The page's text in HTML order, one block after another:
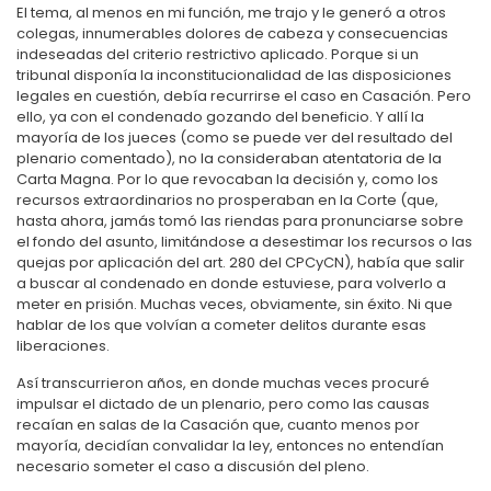
El tema, al menos en mi función, me trajo y le generó a otros
colegas, innumerables dolores de cabeza y consecuencias
indeseadas del criterio restrictivo aplicado. Porque si un
tribunal disponía la inconstitucionalidad de las disposiciones
legales en cuestión, debía recurrirse el caso en Casación. Pero
ello, ya con el condenado gozando del beneficio. Y allí la
mayoría de los jueces (como se puede ver del resultado del
plenario comentado), no la consideraban atentatoria de la
Carta Magna. Por lo que revocaban la decisión y, como los
recursos extraordinarios no prosperaban en la Corte (que,
hasta ahora, jamás tomó las riendas para pronunciarse sobre
el fondo del asunto, limitándose a desestimar los recursos o las
quejas por aplicación del art. 280 del CPCyCN), había que salir
a buscar al condenado en donde estuviese, para volverlo a
meter en prisión. Muchas veces, obviamente, sin éxito. Ni que
hablar de los que volvían a cometer delitos durante esas
liberaciones.
Así transcurrieron años, en donde muchas veces procuré
impulsar el dictado de un plenario, pero como las causas
recaían en salas de la Casación que, cuanto menos por
mayoría, decidían convalidar la ley, entonces no entendían
necesario someter el caso a discusión del pleno.